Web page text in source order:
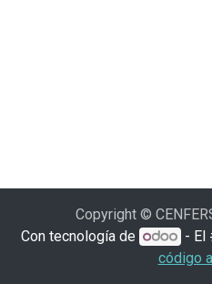
Copyright ©
Con tecnología de -
código